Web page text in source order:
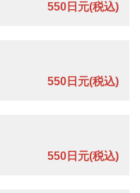
550日元(税込)
550日元(税込)
550日元(税込)